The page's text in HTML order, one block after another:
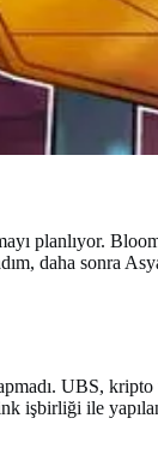
planlıyor.
daha sonra
UBS,
işbirliği ile